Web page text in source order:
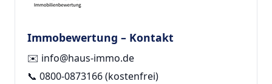
Immobewertung – Kontakt
✉️ info@haus-immo.de
📞 0800-0873166(kostenfrei)